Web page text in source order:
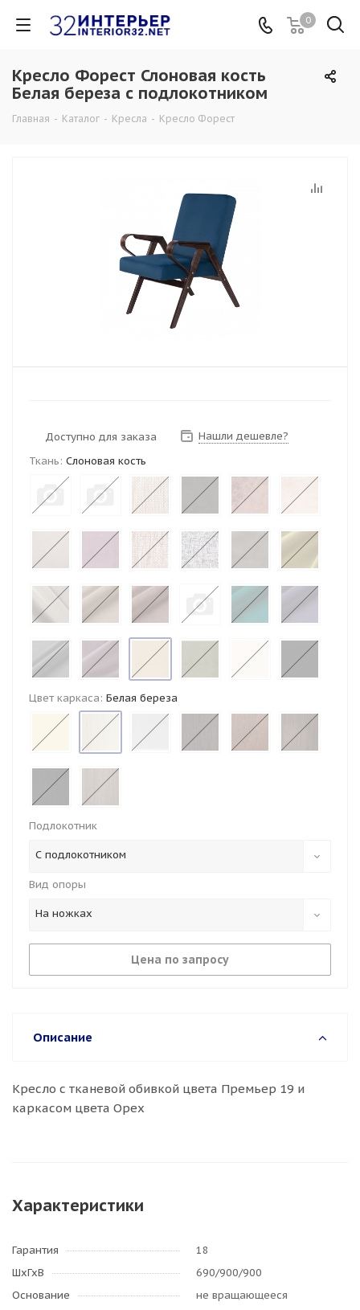
0
Кресло Форест Слоновая кость
Белая береза с подлокотником
Главная - Каталог - Кресла - Кресло Форест
Доступно для заказа
Нашли дешевле?
Ткань: Слоновая кость
Цвет каркаса: Белая береза
Подлокотник
С подлокотником
Вид опоры
На ножках
Цена по запросу
Описание
Кресло с тканевой обивкой цвета Премьер 19 и
каркасом цвета Орех
Характеристики
Гарантия
18
ШхГхВ
690/900/900
Основание
не вращающееся